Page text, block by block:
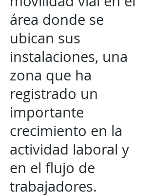
área donde se
ubican sus
instalaciones, una
zona que ha
registrado un
importante
crecimiento en la
actividad laboral y
en el flujo de
trabajadores.